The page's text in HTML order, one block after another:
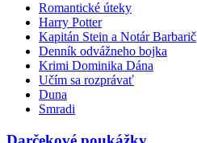
Romantické úteky
Harry Potter
Kapitán Stein a Notár Barbarič
Denník odvážneho bojka
Krimi Dominika Dána
Učím sa rozprávať
Duna
Smradi